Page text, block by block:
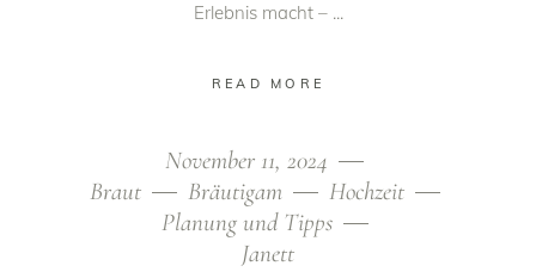
Erlebnis macht –
READ MORE
November 11, 2024
Braut
Bräutigam
Hochzeit
Planung und Tipps
Janett